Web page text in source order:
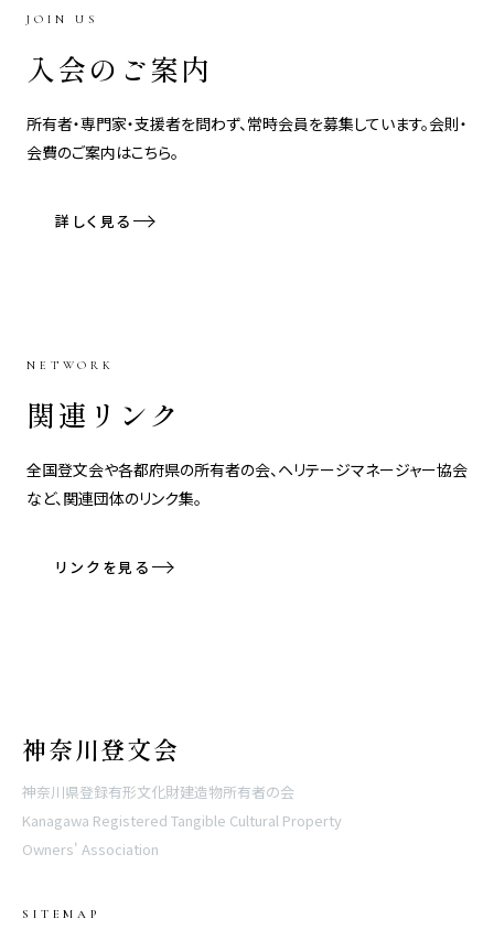
JOIN US
入会のご案内
所有者・専門家・支援者を問わず、常時会員を募集しています。会則・
会費のご案内はこちら。
詳しく見る
NETWORK
関連リンク
全国登文会や各都府県の所有者の会、ヘリテージマネージャー協会
など、関連団体のリンク集。
リンクを見る
神奈川登文会
神奈川県登録有形文化財建造物所有者の会
Kanagawa Registered Tangible Cultural Property
Owners' Association
SITEMAP